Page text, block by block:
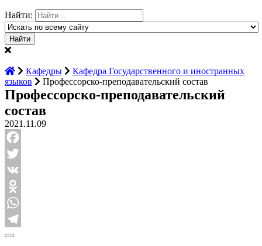
Найти:
Кафедры
Кафедра Государственного и иностранных
языков
Профессорско-преподавательский состав
Профессорско-преподавательский
состав
2021.11.09
Facebook
Twitter
VK
Odnoklassniki
WhatsApp
Telegram